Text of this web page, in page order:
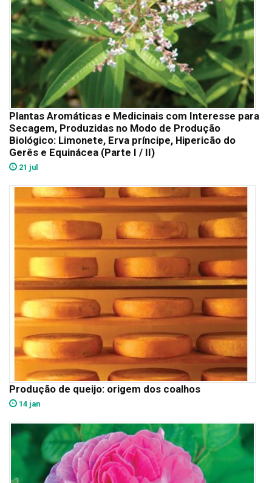
Plantas Aromáticas e Medicinais com Interesse para
Secagem, Produzidas no Modo de Produção
Biológico: Limonete, Erva príncipe, Hipericão do
Gerês e Equinácea (Parte I / II)
21 jul
Produção de queijo: origem dos coalhos
14 jan